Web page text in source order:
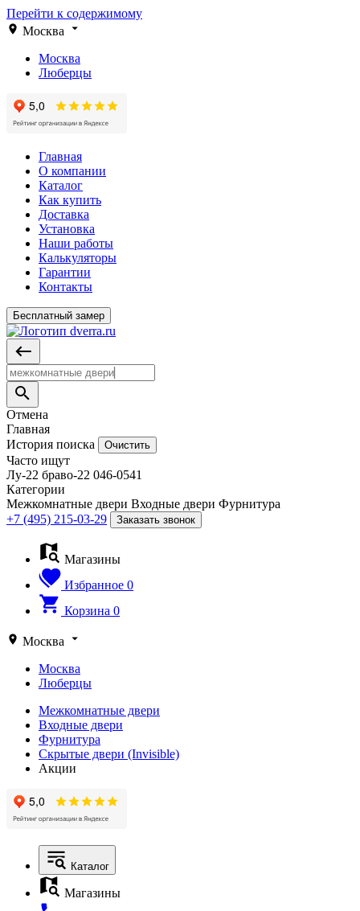
Перейти к содержимому
Москва
Москва
Люберцы
Главная
О компании
Каталог
Как купить
Доставка
Установка
Наши работы
Калькуляторы
Гарантии
Контакты
Бесплатный замер
Отмена
Главная
История поиска
Очистить
Часто ищут
Лу-22 браво-22 046-0541
Категории
Межкомнатные двери Входные двери Фурнитура
+7 (495) 215-03-29
Заказать звонок
Магазины
Избранное 0
Корзина 0
Москва
Москва
Люберцы
Межкомнатные двери
Входные двери
Фурнитура
Скрытые двери (Invisible)
Акции
Каталог
Магазины